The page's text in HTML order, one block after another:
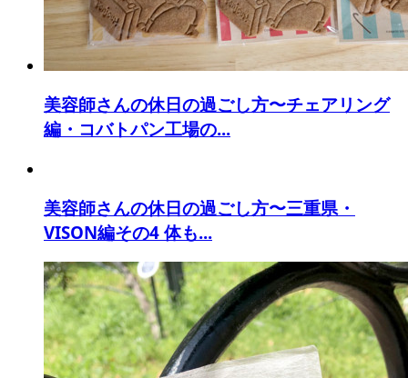
美容師さんの休日の過ごし方〜チェアリング
編・コバトパン工場の...
美容師さんの休日の過ごし方〜三重県・
VISON編その4 体も...